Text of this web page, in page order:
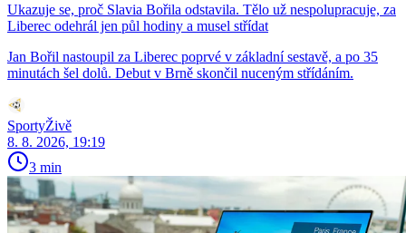
Ukazuje se, proč Slavia Bořila odstavila. Tělo už nespolupracuje, za
Liberec odehrál jen půl hodiny a musel střídat
Jan Bořil nastoupil za Liberec poprvé v základní sestavě, a po 35
minutách šel dolů. Debut v Brně skončil nuceným střídáním.
SportyŽivě
8. 8. 2026, 19:19
3 min